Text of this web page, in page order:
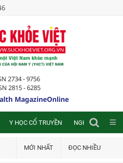
2734 - 9756
2815 - 6285
MagazineOnline
Y HỌC CỔ TRUYỀN NGHIÊN CỨU
MỚI NHẤT ĐỌC NHIỀU